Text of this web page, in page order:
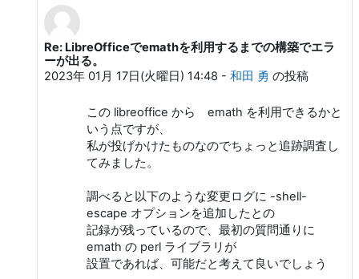
isahaya sigure への返信
Re: LibreOfficeでemathを利用するまでの構築でエラ
ーが出る。
2023年 01月 17日(火曜日) 14:48 - 和田 勇 の投稿
この libreoffice から emath を利用できるかと
いう点ですが、
私が投げかけたものなのでちょっと追跡調査し
てみました。
調べると以下のような変更ログに -shell-
escape オプションを追加したとの
記録が残っているので、最初の質問通りに
emath の perl ライブラリが
設置であれば、可能だと考えて良いでしょう